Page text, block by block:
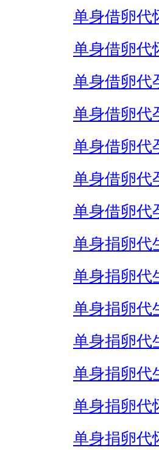
单身借卵代
单身借卵代
单身借卵代
单身借卵代
单身借卵代
单身借卵代
单身借卵代
单身捐卵代
单身捐卵代
单身捐卵代
单身捐卵代
单身捐卵代
单身捐卵代
单身捐卵代